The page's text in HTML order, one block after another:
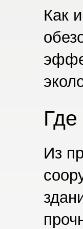
Как
Где
Из